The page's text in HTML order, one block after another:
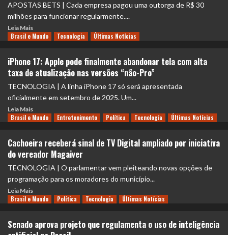
APOSTAS BETS | Cada empresa pagou uma outorga de R$ 30
milhões para funcionar regularmente....
Leia Mais
Brasil e Mundo Tecnologia Últimas Notícias
iPhone 17: Apple pode finalmente abandonar tela com alta
taxa de atualização nas versões “não-Pro”
TECNOLOGIA | A linha iPhone 17 só será apresentada
oficialmente em setembro de 2025. Um...
Leia Mais
Brasil e Mundo Entretenimento Política Tecnologia Últimas Notícias
Cachoeira receberá sinal de TV Digital ampliado por iniciativa
do vereador Magaiver
TECNOLOGIA | O parlamentar vem pleiteando novas opções de
programação para os moradores do município...
Leia Mais
Brasil e Mundo Política Tecnologia Últimas Notícias
Senado aprova projeto que regulamenta o uso de inteligência